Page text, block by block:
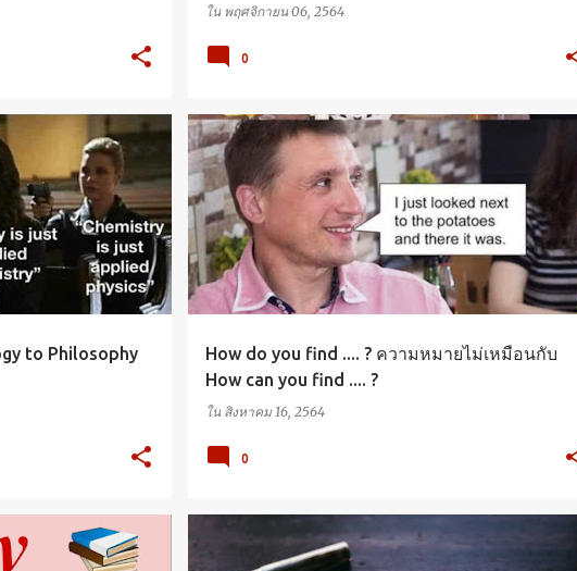
ใน พฤศจิกายน 06, 2564
0
to Philosophy
How do you find .... ? ความหมายไม่เหมือนกับ
How can you find .... ?
ใน สิงหาคม 16, 2564
ENGLISH VOCABULARY
0
VOCABULARY